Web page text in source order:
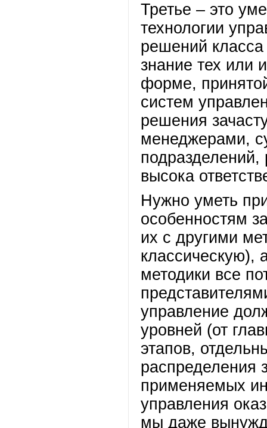
Третье – это
технологии
решений
знание тех или
форме,
систем
решения
менеджерами,
подразделений,
высока
Нужно уметь
особенностям
их с другими
классическую),
методики все
управление
уровней (от
этапов,
распределения
применяемых
управления
мы даже